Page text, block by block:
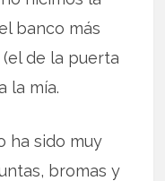
banco más
de la puerta
la mía.
ha sido muy
bromas y